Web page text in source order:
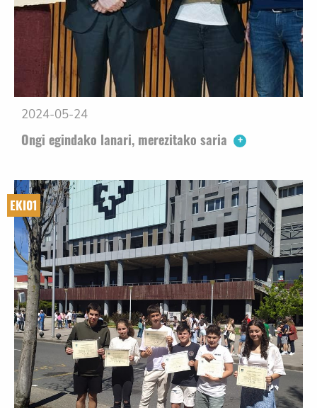
2024-05-24
Ongi egindako lanari, merezitako saria
EKI01